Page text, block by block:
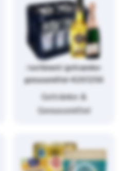
/sortiment/getraenke-
genussmittel-4261256
Getränke &
Genussmittel